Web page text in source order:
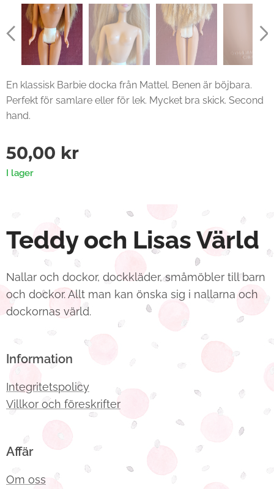
En klassisk Barbie docka från Mattel. Benen är böjbara.
Perfekt för samlare eller för lek. Mycket bra skick. Second
hand.
50,00 kr
I lager
Teddy och Lisas Värld
Nallar och dockor, dockkläder, småmöbler till barn
och dockor. Allt man kan önska sig i nallarna och
dockornas värld.
Information
Integritetspolicy
Villkor och föreskrifter
Affär
Om oss